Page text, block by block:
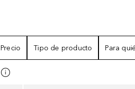
Precio Tipo de producto Para